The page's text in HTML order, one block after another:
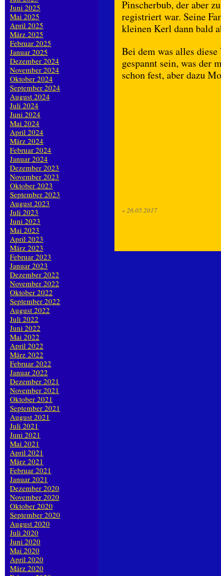
Pinscherbub, der aber
registriert war. Seine
kleinen Kerl dann bald
Bei dem was alles
gespannt sein, was der
schon fest, aber dazu
« 26.05.2017
Juni 2025
Mai 2025
April 2025
März 2025
Februar 2025
Januar 2025
Dezember 2024
November 2024
Oktober 2024
September 2024
August 2024
Juli 2024
Juni 2024
Mai 2024
April 2024
März 2024
Februar 2024
Januar 2024
Dezember 2023
November 2023
Oktober 2023
September 2023
August 2023
Juli 2023
Juni 2023
Mai 2023
April 2023
März 2023
Februar 2023
Januar 2023
Dezember 2022
November 2022
Oktober 2022
September 2022
August 2022
Juli 2022
Juni 2022
Mai 2022
April 2022
März 2022
Februar 2022
Januar 2022
Dezember 2021
November 2021
Oktober 2021
September 2021
August 2021
Juli 2021
Juni 2021
Mai 2021
April 2021
März 2021
Februar 2021
Januar 2021
Dezember 2020
November 2020
Oktober 2020
September 2020
August 2020
Juli 2020
Juni 2020
Mai 2020
April 2020
März 2020